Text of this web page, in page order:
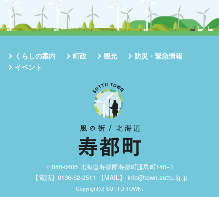
くらしの案内 町政 観光
防災・緊急情報
イベント
〒048-0406 北海道寿都郡寿都町渡島町140−1
【電話】0136-62-2511 【MAIL】 info@town.suttu.lg.jp
Copyright(c) SUTTU TOWN.